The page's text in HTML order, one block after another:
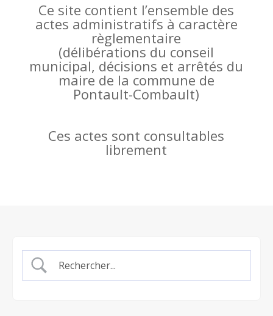
Ce site contient l’ensemble des
actes administratifs à caractère
règlementaire
(délibérations du conseil
municipal, décisions et arrêtés du
maire de la commune de
Pontault-Combault)
Ces actes sont consultables
librement